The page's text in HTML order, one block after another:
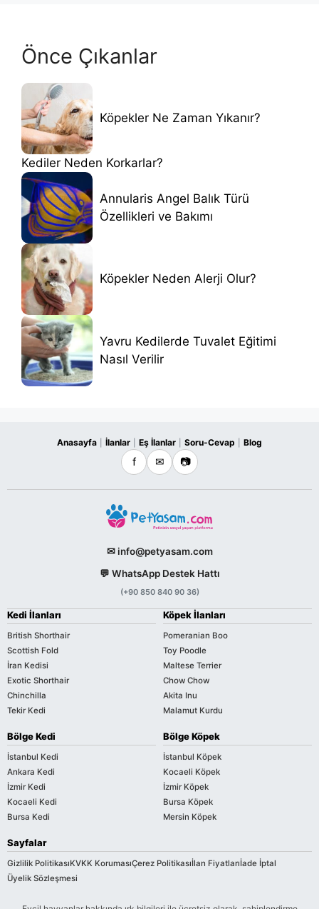
Önce Çıkanlar
Köpekler Ne Zaman Yıkanır?
Kediler Neden Korkarlar?
Annularis Angel Balık Türü
Özellikleri ve Bakımı
Köpekler Neden Alerji Olur?
Yavru Kedilerde Tuvalet Eğitimi
Nasıl Verilir
Anasayfa İlanlar Eş İlanlar Soru-Cevap Blog
f ✉ 📷
✉ info@petyasam.com
💬 WhatsApp Destek Hattı
(+90 850 840 90 36)
Kedi İlanları
British Shorthair
Scottish Fold
İran Kedisi
Exotic Shorthair
Chinchilla
Tekir Kedi
Köpek İlanları
Pomeranian Boo
Toy Poodle
Maltese Terrier
Chow Chow
Akita Inu
Malamut Kurdu
Bölge Kedi
İstanbul Kedi
Ankara Kedi
İzmir Kedi
Kocaeli Kedi
Bursa Kedi
Bölge Köpek
İstanbul Köpek
Kocaeli Köpek
İzmir Köpek
Bursa Köpek
Mersin Köpek
Sayfalar
Gizlilik PolitikasıKVKK KorumasıÇerez Politikasıİlan Fiyatlarıİade İptal
Üyelik Sözleşmesi